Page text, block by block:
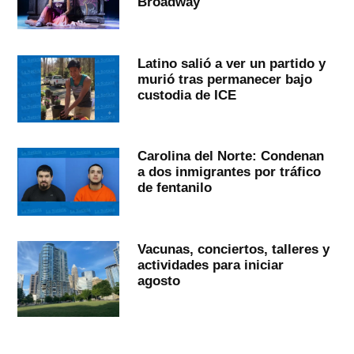
Latino salió a ver un partido y
murió tras permanecer bajo
custodia de ICE
Carolina del Norte: Condenan
a dos inmigrantes por tráfico
de fentanilo
Vacunas, conciertos, talleres y
actividades para iniciar
agosto